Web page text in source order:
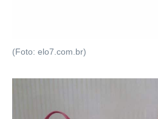
(Foto: elo7.com.br)